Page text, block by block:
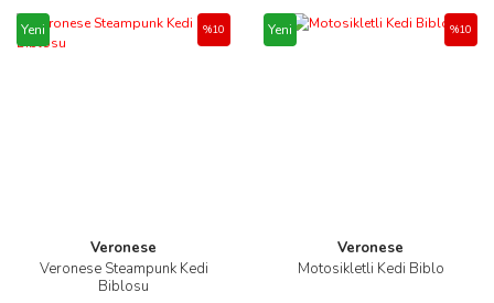
Yeni
Veronese
Veronese Steampunk Kedi
Biblosu
%10 Yeni
Veronese
Motosikletli Kedi Biblo
%10